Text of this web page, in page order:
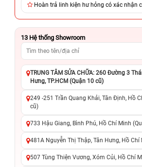
Hoàn trả linh kiện hư hỏng có xác nhận
13 Hệ thống Showroom
TRUNG TÂM SỬA CHỮA: 260 Đường 3
Hưng, TP.HCM (Quận 10 cũ)
249 -251 Trần Quang Khải, Tân Định, Hồ
cũ)
733 Hậu Giang, Bình Phú, Hồ Chí Minh
481A Nguyễn Thị Thập, Tân Hưng, Hồ Chí
507 Tùng Thiện Vương, Xóm Củi, Hồ Chí